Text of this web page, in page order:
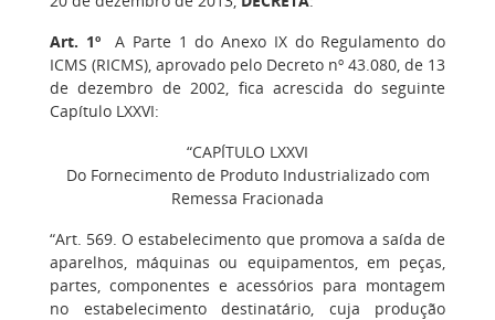
Art. 1º
A Parte 1 do Anexo IX do Regulamento do
ICMS (RICMS), aprovado pelo Decreto nº 43.080, de 13
de dezembro de 2002, fica acrescida do seguinte
Capítulo LXXVI:
“CAPÍTULO LXXVI
Do Fornecimento de Produto Industrializado com
Remessa Fracionada
“Art. 569. O estabelecimento que promova a saída de
aparelhos, máquinas ou equipamentos, em peças,
partes, componentes e acessórios para montagem
no estabelecimento destinatário, cuja produção